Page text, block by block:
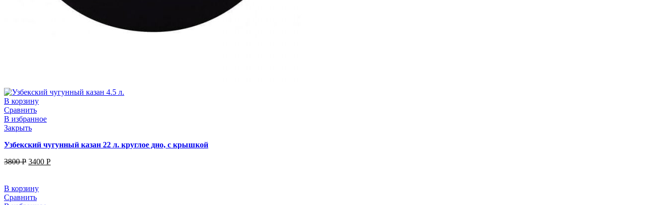
В корзину
Сравнить
В избранное
Закрыть
Узбекский чугунный казан 22 л. круглое дно, с крышкой
3800Р 3400 Р
В корзину
Сравнить